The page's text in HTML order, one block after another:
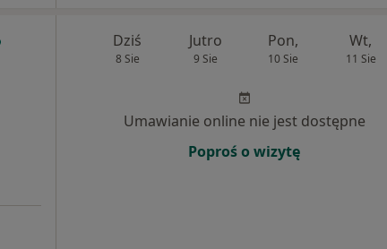
Dziś
8 Sie
Jutro
9 Sie
Pon,
10 Sie
Wt,
11 Sie
Umawianie online nie jest dostępne
Poproś o wizytę